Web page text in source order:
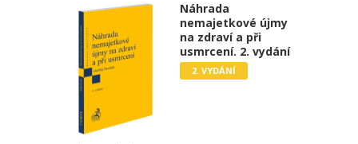
Náhrada
nemajetkové újmy
na zdraví a při
usmrcení. 2. vydání
2. VYDÁNÍ